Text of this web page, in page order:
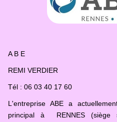
A B E
REMI VERDIER
Tél : 06 03 40 17 60
L'entreprise ABE a
principal à RENNES (siège